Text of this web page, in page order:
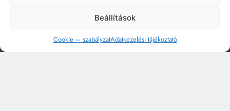
Beállítások
Cookie – szabályzatAdatkezelési tájékoztató